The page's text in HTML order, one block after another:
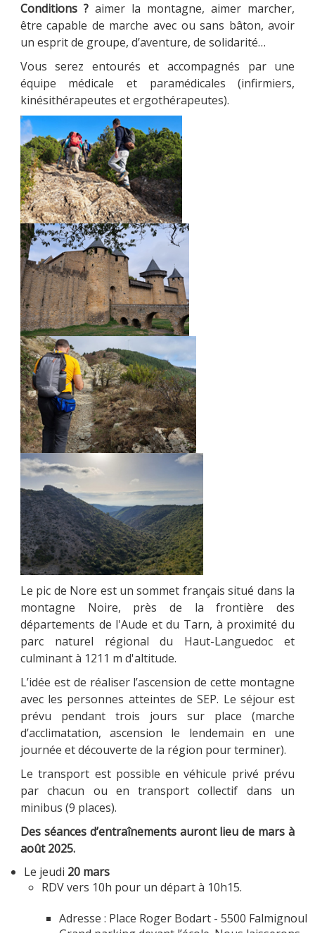
Conditions ?aimer la montagne, aimer marcher,
être capable de marche avec ou sans bâton, avoir
un esprit de groupe, d’aventure, de solidarité…
Vous serez entourés et accompagnés par une
équipe médicale et paramédicales (infirmiers,
kinésithérapeutes et ergothérapeutes).
Le pic de Nore est un sommet français situé dans la
montagne Noire, près de la frontière des
départements de l'Aude et du Tarn, à proximité du
parc naturel régional du Haut-Languedoc et
culminant à 1211 m d'altitude.
L’idée est de réaliser l’ascension de cette montagne
avec les personnes atteintes de SEP. Le séjour est
prévu pendant trois jours sur place (marche
d’acclimatation, ascension le lendemain en une
journée et découverte de la région pour terminer).
Le transport est possible en véhicule privé prévu
par chacun ou en transport collectif dans un
minibus (9 places).
Des séances d’entraînements auront lieu de mars à
août 2025.
Le jeudi 20 mars
RDV vers 10h pour un départ à 10h15.
Adresse : Place Roger Bodart - 5500 Falmignoul